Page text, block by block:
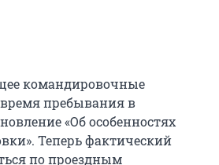
командировочные
время пребывания в
«Об особенностях
Теперь фактический
по проездным